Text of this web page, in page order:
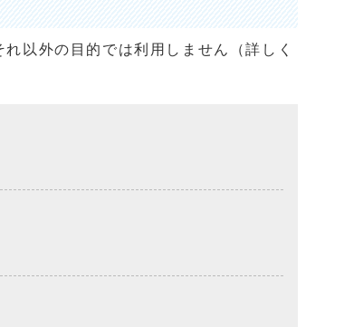
以外の目的では利用しません（詳しく